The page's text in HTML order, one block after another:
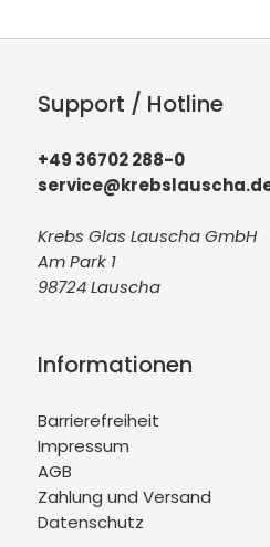
Support / Hotline
+49 36702 288-0
Krebs Glas Lauscha GmbH
Am Park 1
98724 Lauscha
Informationen
Barrierefreiheit
Impressum
AGB
Zahlung und Versand
Datenschutz